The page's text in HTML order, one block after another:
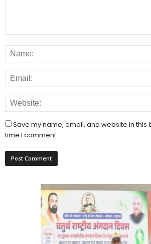
Save my name, email, and website in this
time I comment.